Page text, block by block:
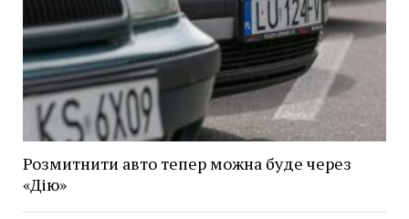
Розмитнити авто тепер можна буде через
«Дію»